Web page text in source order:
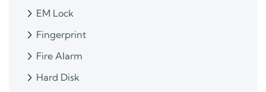
EM Lock
Fingerprint
Fire Alarm
Hard Disk